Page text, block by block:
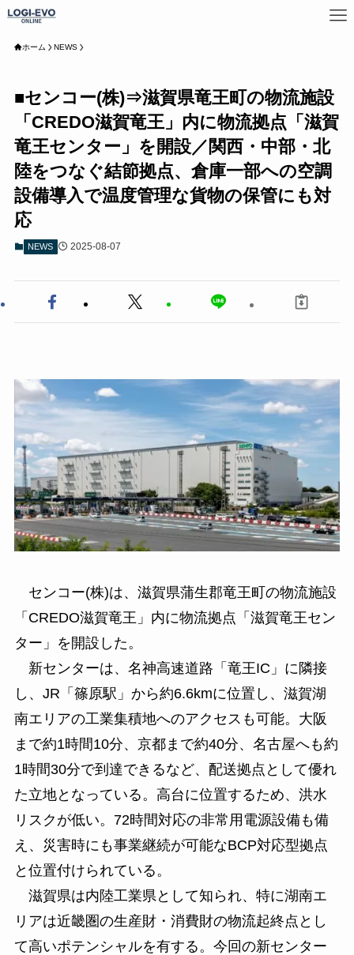
ホーム NEWS
■センコー(株)⇒滋賀県竜王町の物流施設
「CREDO滋賀竜王」内に物流拠点「滋賀
竜王センター」を開設／関西・中部・北
陸をつなぐ結節拠点、倉庫一部への空調
設備導入で温度管理な貨物の保管にも対
応
NEWS 2025-08-07
センコー(株)は、滋賀県蒲生郡竜王町の物流施設
「CREDO滋賀竜王」内に物流拠点「滋賀竜王セン
ター」を開設した。
新センターは、名神高速道路「竜王IC」に隣接
し、JR「篠原駅」から約6.6kmに位置し、滋賀湖
南エリアの工業集積地へのアクセスも可能。大阪
まで約1時間10分、京都まで約40分、名古屋へも約
1時間30分で到達できるなど、配送拠点として優れ
た立地となっている。高台に位置するため、洪水
リスクが低い。72時間対応の非常用電源設備も備
え、災害時にも事業継続が可能なBCP対応型拠点
と位置付けられている。
滋賀県は内陸工業県として知られ、特に湖南エ
リアは近畿圏の生産財・消費財の物流起終点とし
て高いポテンシャルを有する。今回の新センター